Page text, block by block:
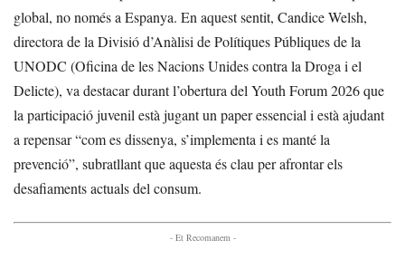
global, no només a Espanya. En aquest sentit, Candice Welsh,
directora de la Divisió d’Anàlisi de Polítiques Públiques de la
UNODC (Oficina de les Nacions Unides contra la Droga i el
Delicte), va destacar durant l’obertura del Youth Forum 2026 que
la participació juvenil està jugant un paper essencial i està ajudant
a repensar “com es dissenya, s’implementa i es manté la
prevenció”, subratllant que aquesta és clau per afrontar els
desafiaments actuals del consum.
- Et Recomanem -